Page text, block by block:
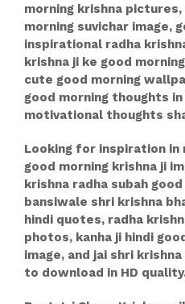
morning krishna
morning suvichar image,
inspirational radha
krishna ji ke good
cute good morning
good morning thoughts
motivational thoughts
Looking for inspiration in
good morning krishna ji
krishna radha subah
bansiwale shri krishna
hindi quotes, radha
photos, kanha ji hindi
image, and jai shri
to download in HD